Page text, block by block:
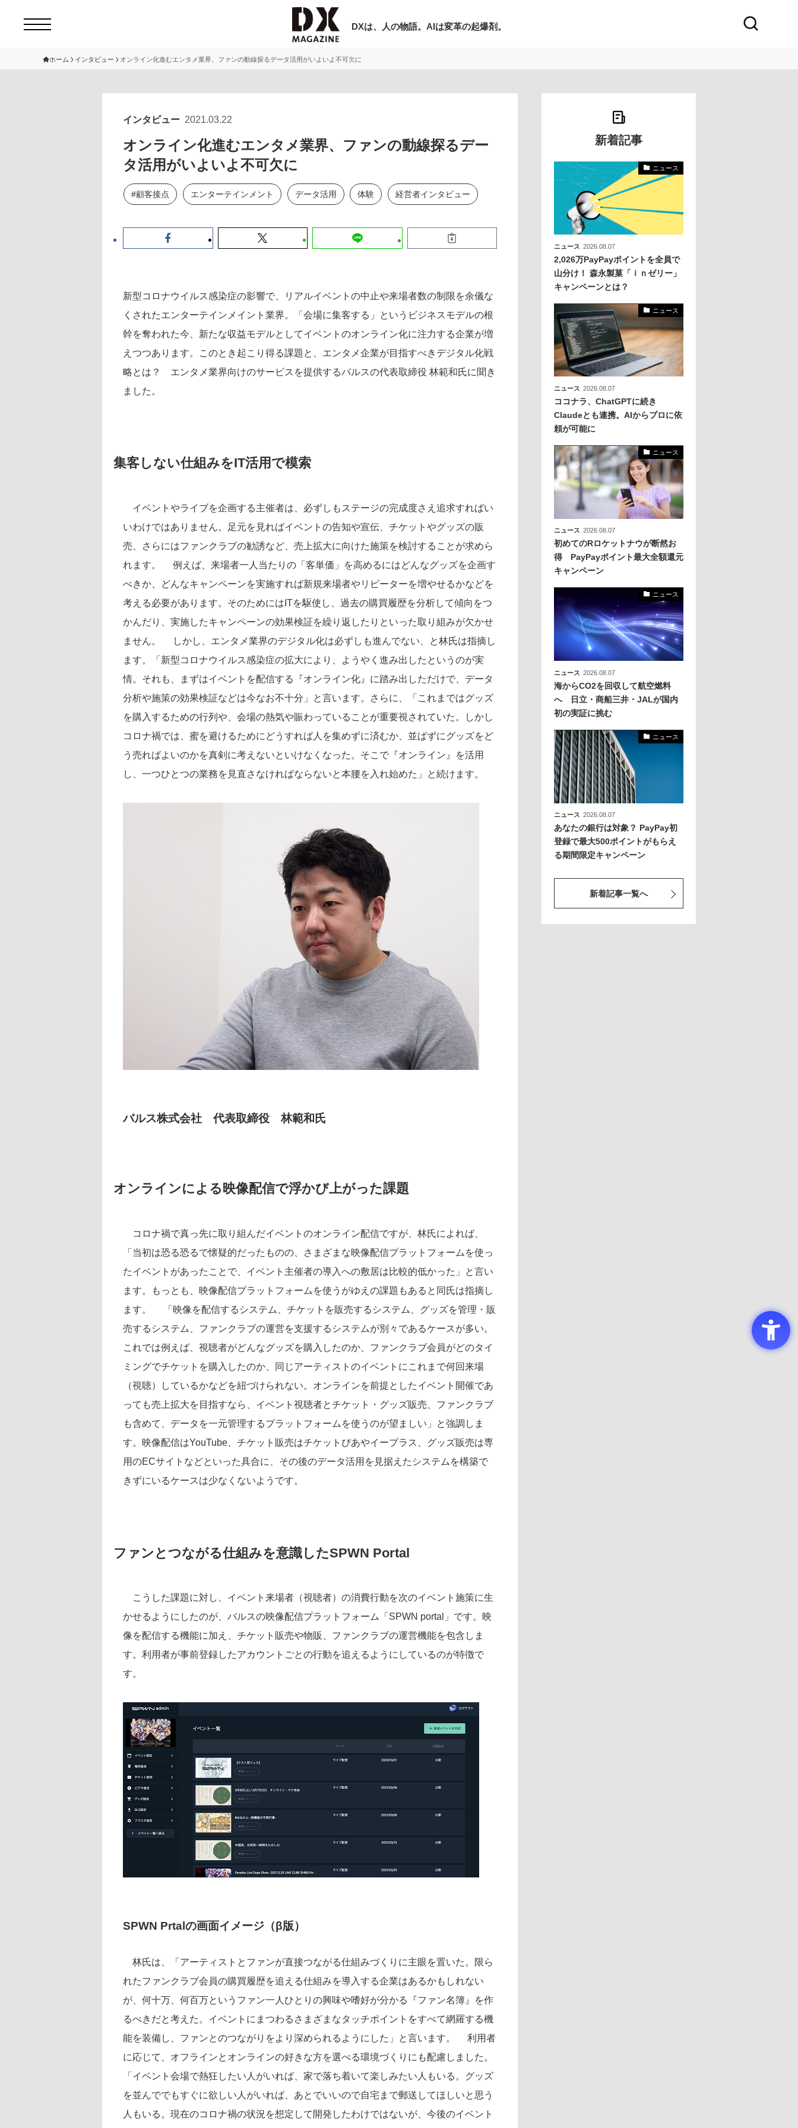
DXは、人の物語。AIは変革の起爆剤。
サービスメニュー 日本オムニチャネル協会
特集
サイトマップ
お問い合わせ
採用情報
セミナー
非公開: 【8/6開催】AIエージェント時
シリコンバレーAX最新潮流から学ぶ〜
2026-08-03
【8/12開催】「イノベーションを数値化
する」～投資される事業の基準と、終活
DX「SouSou」に学ぶ資金調達・巻き込
みのリアル～
2026-06-10
ホーム インタビュー オンライン化進むエンタメ業界、ファンの動線探るデータ活用がいよいよ不可欠に
インタビュー 2021.03.22
オンライン化進むエンタメ業界、ファンの動線探るデー
タ活用がいよいよ不可欠に
#顧客接点 エンターテインメント データ活用 体験 経営者インタビュー
新型コロナウイルス感染症の影響で、リアルイベントの中止や来場者数の制限を余儀な
くされたエンターテインメイント業界。「会場に集客する」というビジネスモデルの根
幹を奪われた今、新たな収益モデルとしてイベントのオンライン化に注力する企業が増
えつつあります。このとき起こり得る課題と、エンタメ企業が目指すべきデジタル化戦
略とは？ エンタメ業界向けのサービスを提供するバルスの代表取締役 林範和氏に聞き
ました。
集客しない仕組みをIT活用で模索
イベントやライブを企画する主催者は、必ずしもステージの完成度さえ追求すればい
いわけではありません。足元を見ればイベントの告知や宣伝、チケットやグッズの販
売、さらにはファンクラブの勧誘など、売上拡大に向けた施策を検討することが求めら
れます。 例えば、来場者一人当たりの「客単価」を高めるにはどんなグッズを企画す
べきか、どんなキャンペーンを実施すれば新規来場者やリピーターを増やせるかなどを
考える必要があります。そのためにはITを駆使し、過去の購買履歴を分析して傾向をつ
かんだり、実施したキャンペーンの効果検証を繰り返したりといった取り組みが欠かせ
ません。 しかし、エンタメ業界のデジタル化は必ずしも進んでない、と林氏は指摘し
ます。「新型コロナウイルス感染症の拡大により、ようやく進み出したというのが実
情。それも、まずはイベントを配信する『オンライン化』に踏み出しただけで、データ
分析や施策の効果検証などは今なお不十分」と言います。さらに、「これまではグッズ
を購入するための行列や、会場の熱気や賑わっていることが重要視されていた。しかし
コロナ禍では、蜜を避けるためにどうすれば人を集めずに済むか、並ばずにグッズをど
う売ればよいのかを真剣に考えないといけなくなった。そこで『オンライン』を活用
し、一つひとつの業務を見直さなければならないと本腰を入れ始めた」と続けます。
バルス株式会社 代表取締役 林範和氏
オンラインによる映像配信で浮かび上がった課題
コロナ禍で真っ先に取り組んだイベントのオンライン配信ですが、林氏によれば、
「当初は恐る恐るで懐疑的だったものの、さまざまな映像配信プラットフォームを使っ
たイベントがあったことで、イベント主催者の導入への敷居は比較的低かった」と言い
ます。もっとも、映像配信プラットフォームを使うがゆえの課題もあると同氏は指摘し
ます。 「映像を配信するシステム、チケットを販売するシステム、グッズを管理・販
売するシステム、ファンクラブの運営を支援するシステムが別々であるケースが多い。
これでは例えば、視聴者がどんなグッズを購入したのか、ファンクラブ会員がどのタイ
ミングでチケットを購入したのか、同じアーティストのイベントにこれまで何回来場
（視聴）しているかなどを紐づけられない。オンラインを前提としたイベント開催であ
っても売上拡大を目指すなら、イベント視聴者とチケット・グッズ販売、ファンクラブ
も含めて、データを一元管理するプラットフォームを使うのが望ましい」と強調しま
す。映像配信はYouTube、チケット販売はチケットぴあやイープラス、グッズ販売は専
用のECサイトなどといった具合に、その後のデータ活用を見据えたシステムを構築で
きずにいるケースは少なくないようです。
ファンとつながる仕組みを意識したSPWN Portal
こうした課題に対し、イベント来場者（視聴者）の消費行動を次のイベント施策に生
かせるようにしたのが、バルスの映像配信プラットフォーム「SPWN portal」です。映
像を配信する機能に加え、チケット販売や物販、ファンクラブの運営機能を包含しま
す。利用者が事前登録したアカウントごとの行動を追えるようにしているのが特徴で
す。
SPWN Prtalの画面イメージ（β版）
林氏は、「アーティストとファンが直接つながる仕組みづくりに主眼を置いた。限ら
れたファンクラブ会員の購買履歴を追える仕組みを導入する企業はあるかもしれない
が、何十万、何百万というファン一人ひとりの興味や嗜好が分かる『ファン名簿』を作
るべきだと考えた。イベントにまつわるさまざまなタッチポイントをすべて網羅する機
能を装備し、ファンとのつながりをより深められるようにした」と言います。 利用者
に応じて、オフラインとオンラインの好きな方を選べる環境づくりにも配慮しました。
「イベント会場で熱狂したい人がいれば、家で落ち着いて楽しみたい人もいる。グッズ
を並んででもすぐに欲しい人がいれば、あとでいいので自宅まで郵送してほしいと思う
人もいる。現在のコロナ禍の状況を想定して開発したわけではないが、今後のイベント
新着記事
ニュース
ニュース 2026.08.07
2,026万PayPayポイントを全員で
山分け！ 森永製菓「ｉｎゼリー」
キャンペーンとは？
ニュース
ニュース 2026.08.07
ココナラ、ChatGPTに続き
Claudeとも連携。AIからプロに依
頼が可能に
ニュース
ニュース 2026.08.07
初めてのRロケットナウが断然お
得 PayPayポイント最大全額還元
キャンペーン
ニュース
ニュース 2026.08.07
海からCO2を回収して航空燃料
へ 日立・商船三井・JALが国内
初の実証に挑む
ニュース
ニュース 2026.08.07
あなたの銀行は対象？ PayPay初
登録で最大500ポイントがもらえ
る期間限定キャンペーン
新着記事一覧へ